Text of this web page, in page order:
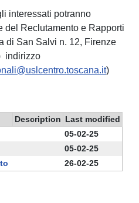
interessati potranno
del Reclutamento e Rapporti
di San Salvi n. 12, Firenze
indirizzo
)
Description Last modified
05-02-25
05-02-25
26-02-25